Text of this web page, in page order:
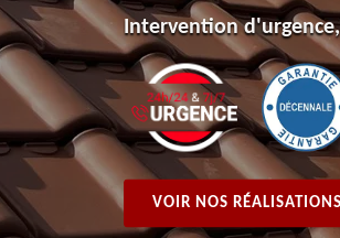
Intervention
VOIR NOS RÉALISATIONS